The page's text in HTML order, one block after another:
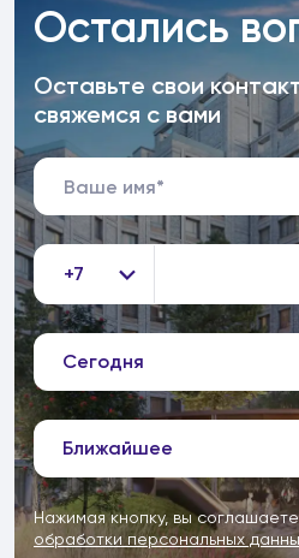
Остались
Оставьте свои
свяжемся с вами
+7
Сегодня
Ближайшее
Нажимая кнопку, вы
обработки персональных